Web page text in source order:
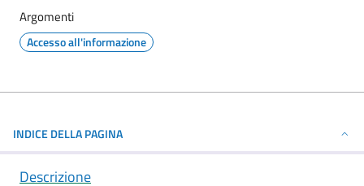
Argomenti
Accesso all'informazione
INDICE DELLA PAGINA
Descrizione